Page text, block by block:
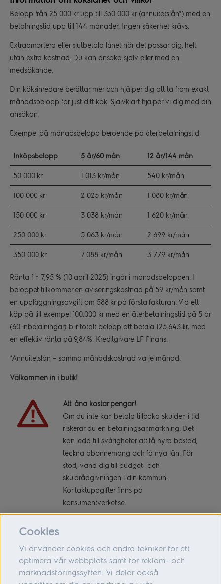
Belopp från 25 000 kr upp till 350 000 kr (annuitetslån*) med en
betalningstid upp till 144 månader. Ingen säkerhet krävs.
Extraamortera eller slutbetala lånet när det passar dig, helt
utan extra kostnad. Du kan ansöka själv eller med en
medsökande.
Din köksinredare berättar mer och hjälper dig att ta fram exakt
månadsbelopp för just ditt kök. Självklart hjälper vi dig med din
ansökan.
Exempel på månadsbelopp beroende på återbetalningstid.
Inköpsbelopp 5 år/60 mån 12 år/144 mån
50 000 kr 1 013 kr/mån 540 kr/mån
100 000 kr 2 025 kr/mån 1 080 kr/mån
150 000 kr 3 038 kr/mån 1 620 kr/mån
250 000 kr 5 063 kr/mån 2 699 kr/mån
350 000 kr 7 088 kr/mån 3 779 kr/mån
Ränta f n 7,95 % (10 april 2025) ingår i månadsbeloppen. I
beloppet tillkommer en aviseringskostnad på 59 kr/mån samt
en uppläggningsavgift om 588 kr på första fakturan. Vid ett
köp på till exempel 100.000 kr med en återbetalningstid på 5 år
(60 inbetalningar) blir totalt belopp att betala 125.643 kr, med
en effektiv ränta på 9,84%. Kreditgivare LF Finans.
*Annuitetslån – samma månadskostnad varje månad.
Välkommen in i butik!
Att låna kostar pengar!
Om du inte kan betala tillbaka skulden i tid
riskerar du en betalningsanmärkning. Det
kan leda till svårigheter att få hyra bostad,
teckna abonnemang och få nya lån. För
stöd, vänd dig till budget- och
skuldrådgivningen i din kommun.
Kontaktuppgifter finns på
konsumentverket.se
Om oss
Cookies
Vi använder cookies och andra tekniker för att
optimera vår webbplats samt för reklam- och
marknadsföringssyften. Vi delar också